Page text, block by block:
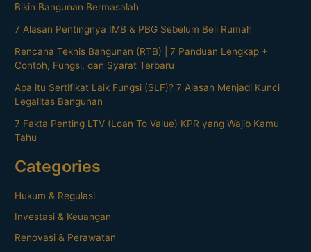
Bikin Bangunan Bermasalah
7 Alasan Pentingnya IMB & PBG Sebelum Beli Rumah
Rencana Teknis Bangunan (RTB) | 7 Panduan Lengkap +
Contoh, Fungsi, dan Syarat Terbaru
Apa itu Sertifikat Laik Fungsi (SLF)? 7 Alasan Menjadi Kunci
Legalitas Bangunan
7 Fakta Penting LTV (Loan To Value) KPR yang Wajib Kamu
Tahu
Categories
Hukum & Regulasi
Investasi & Keuangan
Renovasi & Perawatan